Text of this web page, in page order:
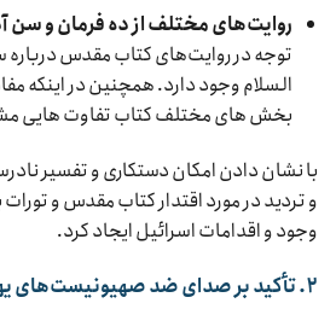
روایت‌های مختلف از ده فرمان و سن
توجه در روایت‌های کتاب مقدس
السلام وجود دارد. همچنین در اینکه
بخش های مختلف کتاب تفاوت هایی
با نشان دادن امکان دستکاری و تفسیر
و تردید در مورد اقتدار کتاب مقدس و
وجود و اقدامات اسرائیل ایجاد کرد.
۲. تأکید بر صدای ضد صهیونیست‌های یهودی